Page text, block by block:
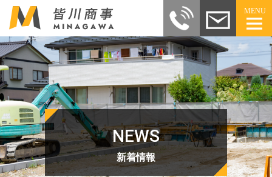
MENU
NEWS
新着情報